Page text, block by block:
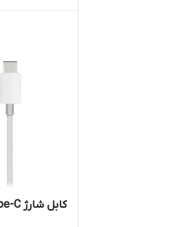
کابل شارژ Type-CبهType-Cمدل S21